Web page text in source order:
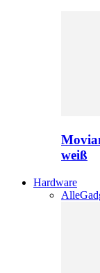
weiß
Hardware
Alle